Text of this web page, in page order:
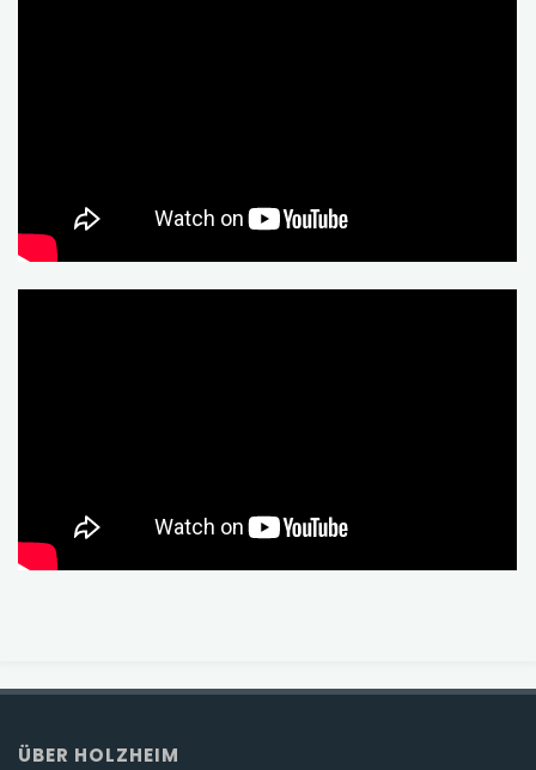
ÜBER HOLZHEIM